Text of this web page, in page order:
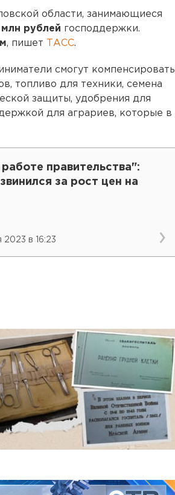
области, занимающиеся
рублей господдержки.
, пишет ТАСС.
смогут компенсировать
топливо для техники, семена
защиты, удобрения для
для аграриев, которые в
правительства":
за рост цен на
2023 в 16:23